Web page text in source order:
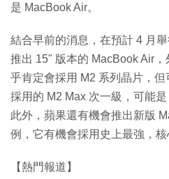
是 MacBook Air。
結合早前的消息，在預計 4 月
推出 15" 版本的 MacBook Air
乎肯定會採用 M2 系列晶片，
採用的 M2 Max 次一級，可能是
此外，蘋果還有機會推出新版
例，它有機會採用史上最強，核
【熱門報道】